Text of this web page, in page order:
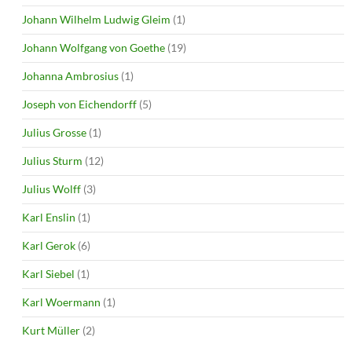
Johann Wilhelm Ludwig Gleim (1)
Johann Wolfgang von Goethe (19)
Johanna Ambrosius (1)
Joseph von Eichendorff (5)
Julius Grosse (1)
Julius Sturm (12)
Julius Wolff (3)
Karl Enslin (1)
Karl Gerok (6)
Karl Siebel (1)
Karl Woermann (1)
Kurt Müller (2)